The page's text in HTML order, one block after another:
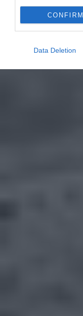
CONFIRM
Data Deletion